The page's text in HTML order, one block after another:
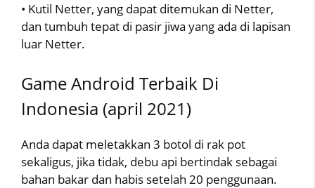
• Kutil Netter, yang dapat ditemukan di Netter,
dan tumbuh tepat di pasir jiwa yang ada di lapisan
luar Netter.
Game Android Terbaik Di
Indonesia (april 2021)
Anda dapat meletakkan 3 botol di rak pot
sekaligus, jika tidak, debu api bertindak sebagai
bahan bakar dan habis setelah 20 penggunaan.